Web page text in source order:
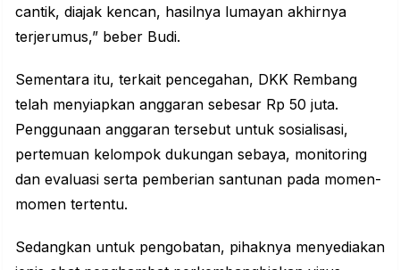
cantik, diajak kencan, hasilnya lumayan akhirnya
terjerumus,” beber Budi.
Sementara itu, terkait pencegahan, DKK Rembang
telah menyiapkan anggaran sebesar Rp 50 juta.
Penggunaan anggaran tersebut untuk sosialisasi,
pertemuan kelompok dukungan sebaya, monitoring
dan evaluasi serta pemberian santunan pada momen-
momen tertentu.
Sedangkan untuk pengobatan, pihaknya menyediakan